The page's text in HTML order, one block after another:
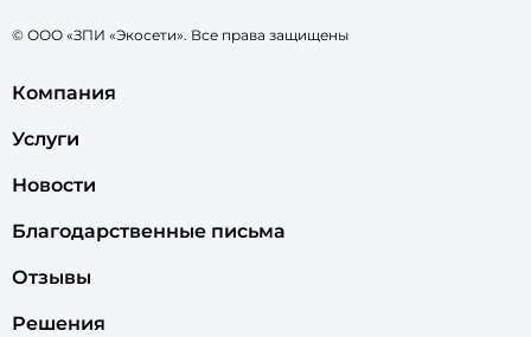
© ООО «ЗПИ «Экосети». Все права защищены
Компания
Услуги
Новости
Благодарственные письма
Отзывы
Решения